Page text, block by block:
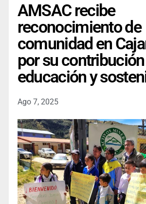
AMSAC recibe
reconocimiento de
comunidad en
por su
educación y
Ago 7, 2025